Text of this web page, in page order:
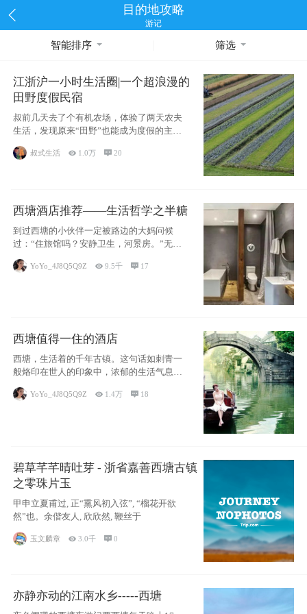
目的地攻略
游记
智能排序 筛选
江浙沪一小时生活圈|一个超浪漫的
田野度假民宿
叔前几天去了个有机农场，体验了两天农夫
生活，发现原来“田野”也能成为度假的主旋
律。江
叔式生活  1.0万 20
西塘酒店推荐——生活哲学之半糖
到过西塘的小伙伴一定被路边的大妈问候
过：“住旅馆吗？安静卫生，河景房。”无意
YoYo_4J8Q5Q9Z 9.5千  17
西塘值得一住的酒店
西塘，生活着的千年古镇。这句话如刺青一
般烙印在世人的印象中，浓郁的生活气息，
小桥流水
YoYo_4J8Q5Q9Z  1.4万  18
碧草芊芊晴吐芽 - 浙省嘉善西塘古镇
之零珠片玉
甲申立夏甫过, 正“熏风初入弦”, “榴花开欲
然”也。余偕友人, 欣欣然, 鞭丝于
玉文麟章  3.0千 0
亦静亦动的江南水乡-----西塘